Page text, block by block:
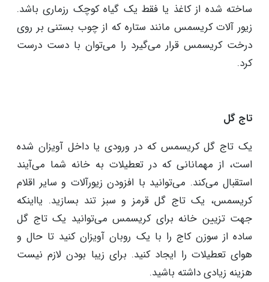
ساخته شده از کاغذ یا فقط یک گیاه کوچک رزماری باشد.
زیور آلات کریسمس مانند ستاره که از چوب بستنی بر روی
درخت کریسمس قرار می‌گیرد را می‌توان با دست درست
کرد.
تاج گل
یک تاج گل کریسمس که در ورودی یا داخل آویزان شده
است، از مهمانانی که در تعطیلات به خانه شما می‌آیند
استقبال می‌کند. می‌توانید با افزودن زیورآلات و سایر اقلام
کریسمس، یک تاج گل قرمز و سبز تند بسازید. یااینکه
جهت تزیین خانه برای کریسمس می‌توانید یک تاج گل
ساده از سوزن کاج را با یک روبان آویزان کنید تا حال و
هوای تعطیلات را ایجاد کنید. برای زیبا بودن لازم نیست
هزینه زیادی داشته باشید.